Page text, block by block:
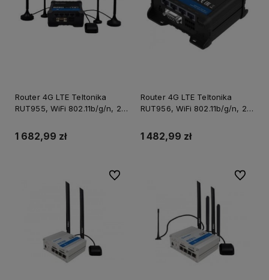
Router 4G LTE Teltonika
RUT955, WiFi 802.11b/g/n, 2x
Mbps, GPS
1 682,99 zł
Router 4G LTE Teltonika
RUT956, WiFi 802.11b/g/n, 2x
Mbps, GPS
1 482,99 zł
Do ulubionych Do